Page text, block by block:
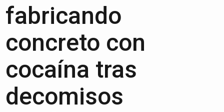
fabricando
concreto con
cocaína tras
decomisos